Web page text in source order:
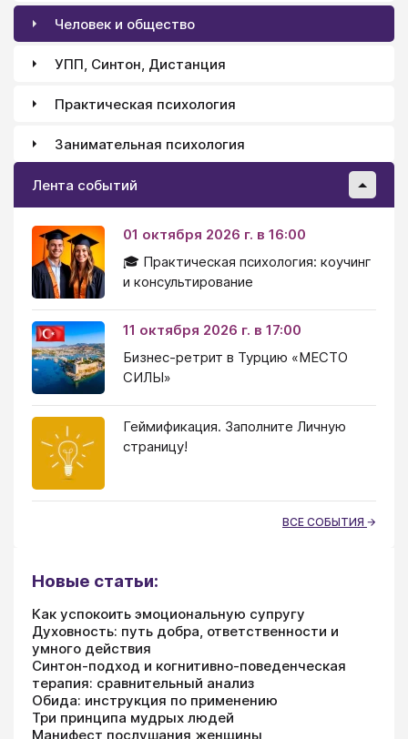
Человек и общество
УПП, Синтон, Дистанция
Практическая психология
Занимательная психология
Лента событий
01 октября 2026 г. в 16:00
🎓 Практическая психология: коучинг
и консультирование
11 октября 2026 г. в 17:00
Бизнес-ретрит в Турцию «МЕСТО
СИЛЫ»
Геймификация. Заполните Личную
страницу!
ВСЕ СОБЫТИЯ
Новые статьи:
Как успокоить эмоциональную супругу
Духовность: путь добра, ответственности и
умного действия
Синтон-подход и когнитивно-поведенческая
терапия: сравнительный анализ
Обида: инструкция по применению
Три принципа мудрых людей
Манифест послушания женщины